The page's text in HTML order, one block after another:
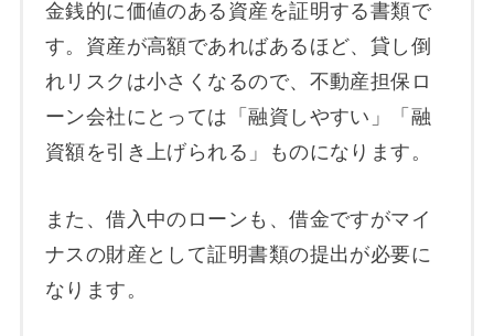
金銭的に価値のある資産を証明する書類で
す。資産が高額であればあるほど、貸し倒
れリスクは小さくなるので、不動産担保ロ
ーン会社にとっては「融資しやすい」「融
資額を引き上げられる」ものになります。
また、借入中のローンも、借金ですがマイ
ナスの財産として証明書類の提出が必要に
なります。